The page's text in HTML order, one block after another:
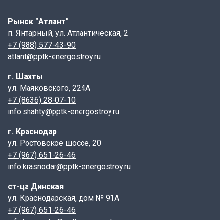
указаны длина, ширина и высота
ПТ- плита перекрытия канала.
300- длина, указывается в см;
12- высота, указывается в см;
9- индекс, характеризующий тип элемента по
армированию ( нагрузка в тс/м2).
Маркировка, а также дата изготовления и масса
Конструктивные особенности:
Плиты ПТ имеют форму прямоугольника с гладкой
к стенкам лотка. Некоторые модели могут содержать
дополнительные элементы, такие как пазы или
выступы, чтобы облегчить монтаж и улучшить
Рынок "Атлант"
п. Янтарный, ул. Атлантическая, 2
+7 (988) 577-43-90
atlant@pptk-energostroy.ru
г. Шахты
ул. Маяковского, 224А
+7 (8636) 28-07-10
info.shahty@pptk-energostroy.ru
г. Краснодар
ул. Ростовское шоссе, 20
+7 (967) 651-26-46
info.krasnodar@pptk-energostroy.ru
ст-ца Динская
ул. Краснодарская, дом № 91А
+7 (967) 651-26-46